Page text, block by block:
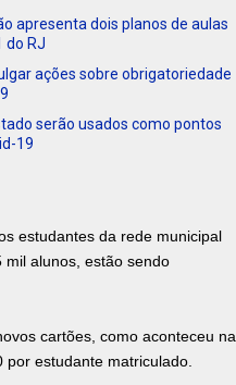
apresenta dois planos de aulas
do RJ
ações sobre obrigatoriedade
serão usados como pontos
19
estudantes da rede municipal
alunos, estão sendo
cartões, como aconteceu na
estudante matriculado.